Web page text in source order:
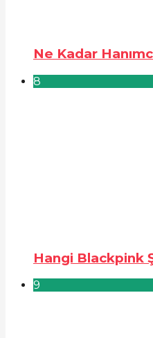
Ne Kadar
8
Hangi Blackpink
9